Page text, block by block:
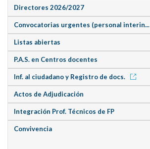
Directores 2026/2027
Convocatorias urgentes (personal interin...
Listas abiertas
P.A.S. en Centros docentes
Inf. al ciudadano y Registro de docs.
Actos de Adjudicación
Integración Prof. Técnicos de FP
Convivencia